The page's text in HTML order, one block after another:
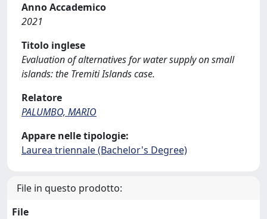
Anno Accademico
2021
Titolo inglese
Evaluation of alternatives for water supply on small
islands: the Tremiti Islands case.
Relatore
PALUMBO, MARIO
Appare nelle tipologie:
Laurea triennale (Bachelor's Degree)
File in questo prodotto:
File